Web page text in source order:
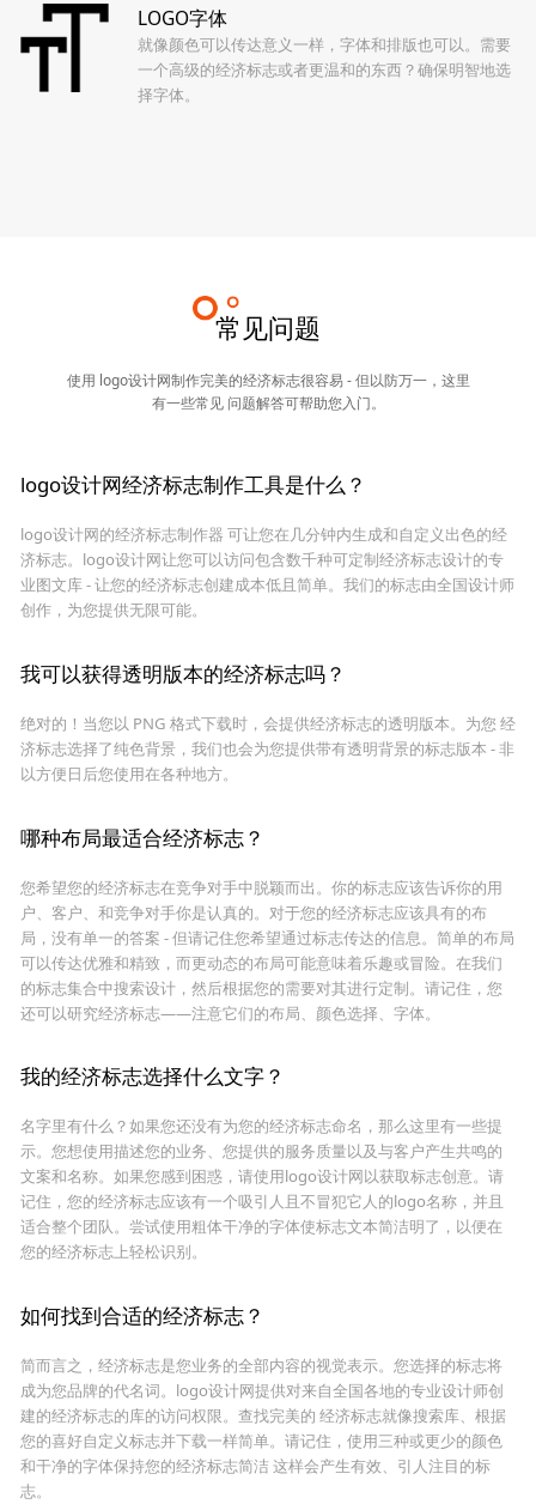
LOGO字体
就像颜色可以传达意义一样，字体和排版也可以。需要
一个高级的经济标志或者更温和的东西？确保明智地选
择字体。
常见问题
使用 logo设计网制作完美的经济标志很容易 - 但以防万一，这里
有一些常见 问题解答可帮助您入门。
logo设计网经济标志制作工具是什么？
logo设计网的经济标志制作器 可让您在几分钟内生成和自定义出色的经
济标志。logo设计网让您可以访问包含数千种可定制经济标志设计的专
业图文库 - 让您的经济标志创建成本低且简单。我们的标志由全国设计师
创作，为您提供无限可能。
我可以获得透明版本的经济标志吗？
绝对的！当您以 PNG 格式下载时，会提供经济标志的透明版本。为您 经
济标志选择了纯色背景，我们也会为您提供带有透明背景的标志版本 - 非
以方便日后您使用在各种地方。
哪种布局最适合经济标志？
您希望您的经济标志在竞争对手中脱颖而出。你的标志应该告诉你的用
户、客户、和竞争对手你是认真的。对于您的经济标志应该具有的布
局，没有单一的答案 - 但请记住您希望通过标志传达的信息。简单的布局
可以传达优雅和精致，而更动态的布局可能意味着乐趣或冒险。在我们
的标志集合中搜索设计，然后根据您的需要对其进行定制。请记住，您
还可以研究经济标志——注意它们的布局、颜色选择、字体。
我的经济标志选择什么文字？
名字里有什么？如果您还没有为您的经济标志命名，那么这里有一些提
示。您想使用描述您的业务、您提供的服务质量以及与客户产生共鸣的
文案和名称。如果您感到困惑，请使用logo设计网以获取标志创意。请
记住，您的经济标志应该有一个吸引人且不冒犯它人的logo名称，并且
适合整个团队。尝试使用粗体干净的字体使标志文本简洁明了，以便在
您的经济标志上轻松识别。
如何找到合适的经济标志？
简而言之，经济标志是您业务的全部内容的视觉表示。您选择的标志将
成为您品牌的代名词。logo设计网提供对来自全国各地的专业设计师创
建的经济标志的库的访问权限。查找完美的 经济标志就像搜索库、根据
您的喜好自定义标志并下载一样简单。请记住，使用三种或更少的颜色
和干净的字体保持您的经济标志简洁 这样会产生有效、引人注目的标
志。